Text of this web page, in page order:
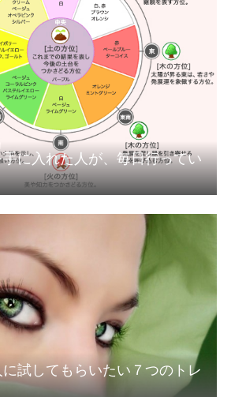
に入れた人が、毎日行ってい
試してもらいたい７つのトレ